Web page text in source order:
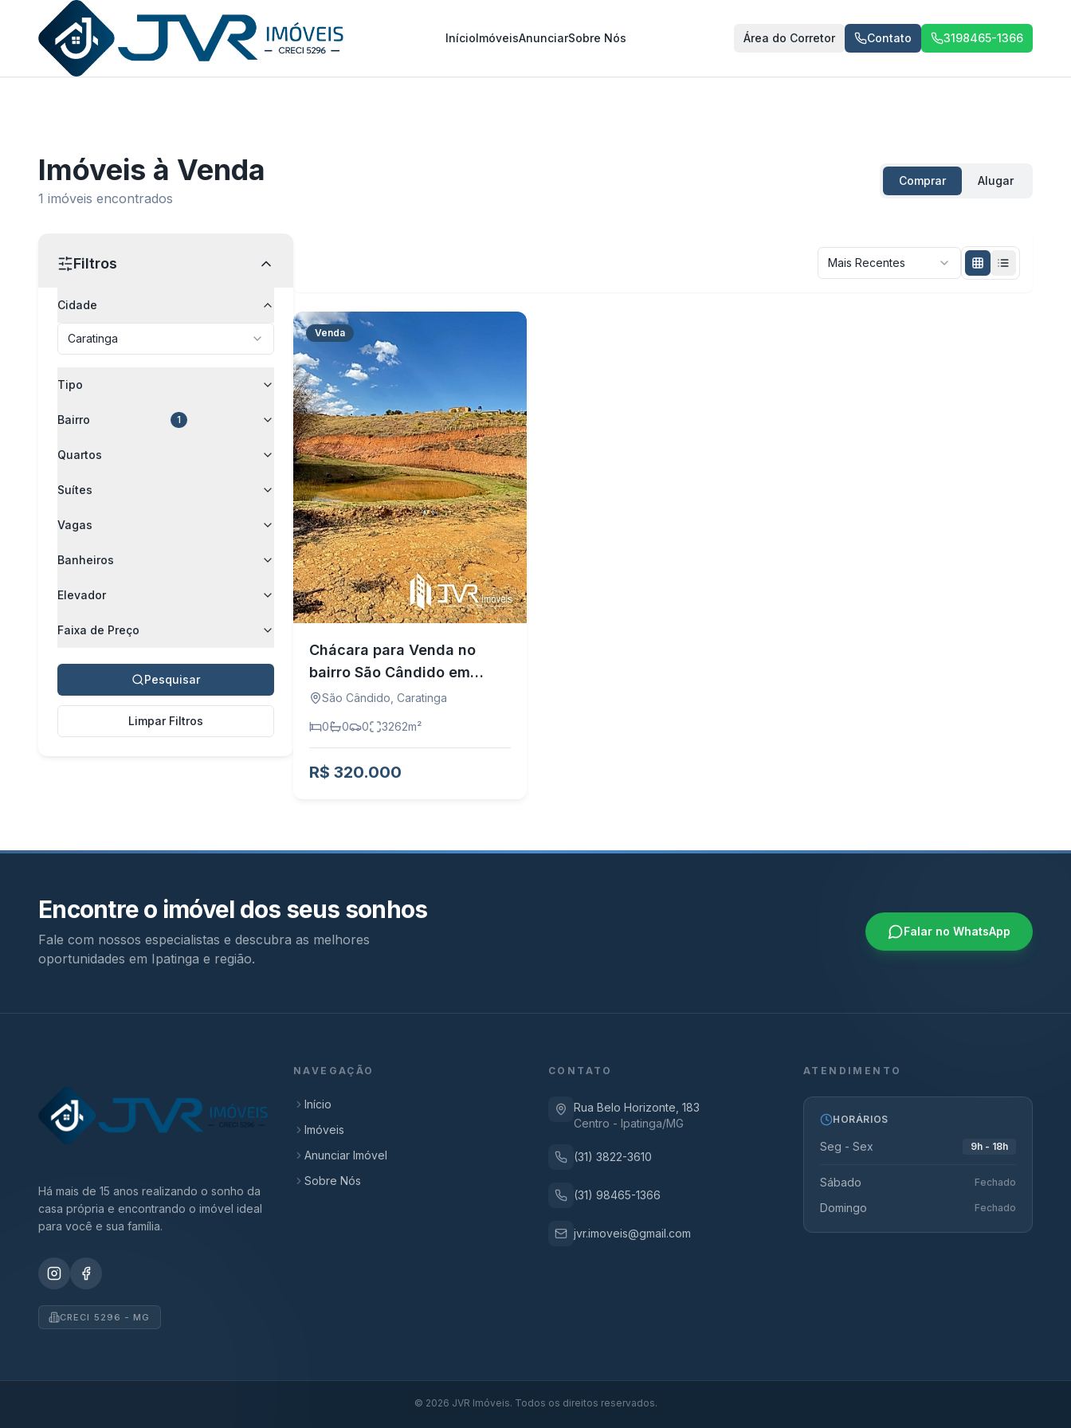
JVR Imóveis
InícioImóveisAnunciarSobre Nós Área do Corretor Contato 3198465-1366
Imóveis à Venda
1 imóveis encontrados
Comprar Alugar
Filtros
Cidade
Caratinga
Tipo
Bairro 1
Quartos
Suítes
Vagas
Banheiros
Elevador
Faixa de Preço
Pesquisar
Limpar Filtros
Mais Recentes
Venda
Chácara para Venda no
bairro São Cândido em
Caratinga - MG
São Cândido Caratinga
0 0 0 3262m²
R$ 320.000
Encontre o imóvel dos seus sonhos
Fale com nossos especialistas e descubra as melhores
oportunidades em Ipatinga e região.
Falar no WhatsApp
Há mais de 15 anos realizando o sonho da
casa própria e encontrando o imóvel ideal
para você e sua família.
CRECI 5296 - MG
NAVEGAÇÃO
Início
Imóveis
Anunciar Imóvel
Sobre Nós
CONTATO
Rua Belo Horizonte, 183
Centro - Ipatinga/MG
(31) 3822-3610
(31) 98465-1366
jvr.imoveis@gmail.com
ATENDIMENTO
HORÁRIOS
Seg - Sex 9h - 18h
Sábado Fechado
Domingo Fechado
© 2026 JVR Imóveis. Todos os direitos reservados.